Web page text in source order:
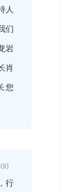
人
们
岩
肖
您
行